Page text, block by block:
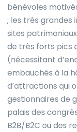
bénévoles
; les très grandes
sites
de très forts pics
(nécessitant
embauchés à la
d’attractions qui
gestionnaires de
palais des
B2B/B2C ou des